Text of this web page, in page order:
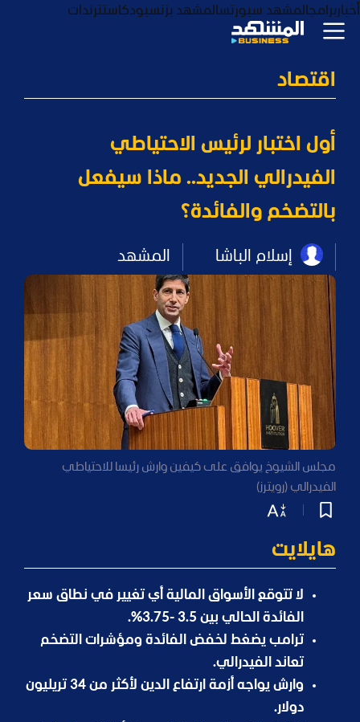
أخباربرامجالمشهد سبورتسالمشهد بزنسبودكاستترندات
اقتصاد
أول اختبار لرئيس الاحتياطي
الفيدرالي الجديد.. ماذا سيفعل
بالتضخم والفائدة؟
إسلام الباشا المشهد
مجلس الشيوخ يوافق على كيفين وارش رئيسا للاحتياطي
الفيدرالي (رويترز)
هايلايت
لا تتوقع الأسواق المالية أي تغيير في نطاق سعر
الفائدة الحالي بين 3.5 -3.75%.
ترامب يضغط لخفض الفائدة ومؤشرات التضخم
تعاند الفيدرالي.
وارش يواجه أزمة ارتفاع الدين لأكثر من 34 تريليون
دولار.